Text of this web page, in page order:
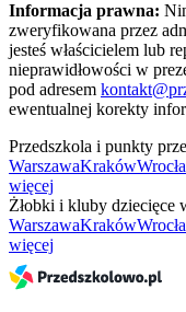
Informacja prawna:
zweryfikowana przez
jesteś właścicielem lub
nieprawidłowości w
pod adresem
ewentualnej korekty
Przedszkola i punkty
WarszawaKraków
więcej
Żłobki i kluby dziecięce
WarszawaKraków
więcej